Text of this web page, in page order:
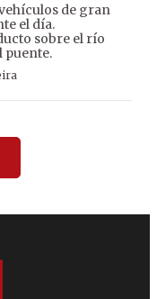
de gran
el día.
sobre el río
puente.